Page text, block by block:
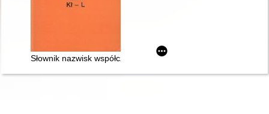
Słownik nazwisk współcześnie w Polsce używanych. T. 5,